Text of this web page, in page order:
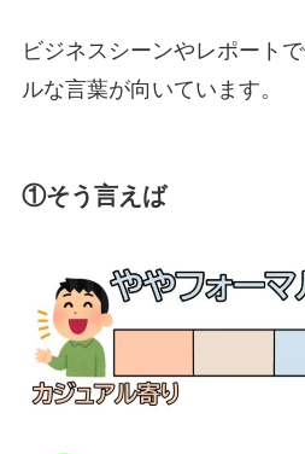
ビジネスシーンやレポート
ルな言葉が向いています。
①そう言えば